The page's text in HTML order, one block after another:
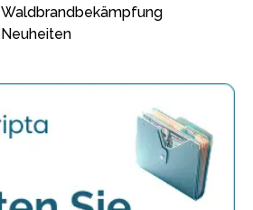
Waldbrandbekämpfung
Neuheiten